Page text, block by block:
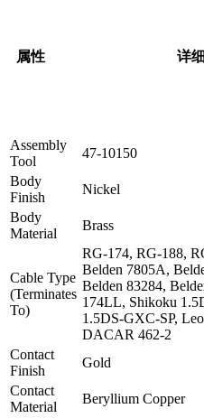
属性 详
Assembly
Tool
47-10150
Body
Finish
Nickel
Body
Material
Brass
Cable Type
(Terminates
To)
RG-174, RG-188,
Belden 7805A,
Belden 83284,
174LL, Shikoku
1.5DS-GXC-SP,
DACAR 462-2
Contact
Finish
Gold
Contact
Material
Beryllium Copper